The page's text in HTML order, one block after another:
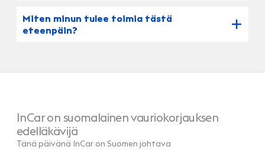
Miten minun tulee toimia tästä
eteenpäin?
InCar on suomalainen vauriokorjauksen
edelläkävijä
Tänä päivänä InCar on Suomen johtava